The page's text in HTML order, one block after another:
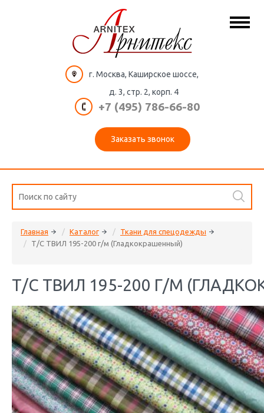
г. Москва, Каширское шоссе,
д. 3, стр. 2, корп. 4
+7 (495) 786-66-80
Заказать звонок
Главная Каталог
Ткани для спецодежды
Т/С ТВИЛ 195-200 г/м (Гладкокрашенный)
Т/С ТВИЛ 195-200 Г/М